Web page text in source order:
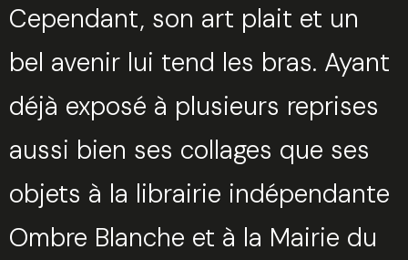
Cependant, son art plait et un
bel avenir lui tend les bras. Ayant
déjà exposé à plusieurs reprises
aussi bien ses collages que ses
objets à la librairie indépendante
Ombre Blanche et à la Mairie du